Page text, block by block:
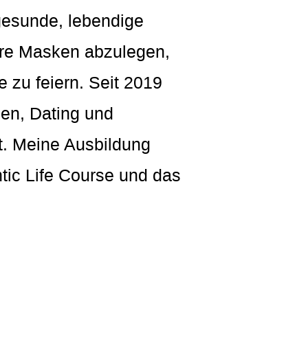
lebendige
Masken abzulegen,
zu feiern. Seit 2019
Dating und
Meine Ausbildung
Life Course und das